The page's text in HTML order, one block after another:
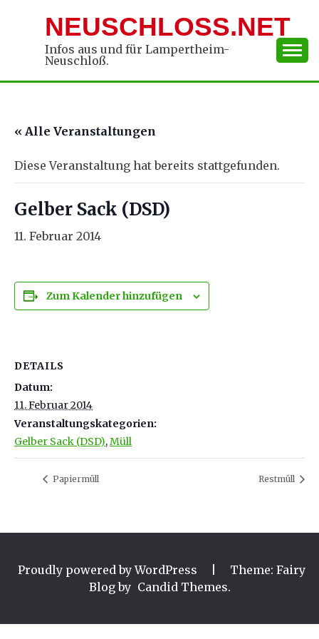
NEUSCHLOSS.NET
Infos aus und für Lampertheim-
Neuschloß.
« Alle Veranstaltungen
Diese Veranstaltung hat bereits stattgefunden.
Gelber Sack (DSD)
11. Februar 2014
Zum Kalender hinzufügen
DETAILS
Datum:
11. Februar 2014
Veranstaltungskategorien:
Gelber Sack (DSD),Müll
Papiermüll Restmüll
Proudly powered by WordPress
Theme: Fairy
Blog by Candid Themes.